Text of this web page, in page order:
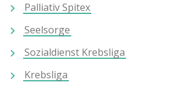
Palliativ Spitex
Seelsorge
Sozialdienst Krebsliga
Krebsliga